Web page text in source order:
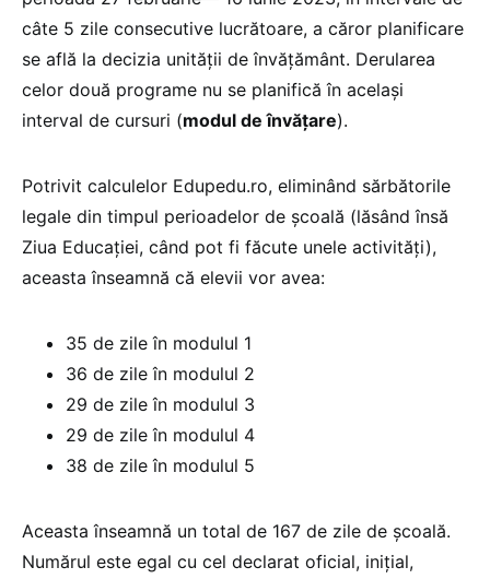
câte 5 zile consecutive lucrătoare, a căror planificare
se află la decizia unității de învățământ. Derularea
celor două programe nu se planifică în același
interval de cursuri (modul de învățare).
Potrivit calculelor Edupedu.ro, eliminând sărbătorile
legale din timpul perioadelor de școală (lăsând însă
Ziua Educației, când pot fi făcute unele activități),
aceasta înseamnă că elevii vor avea:
35 de zile în modulul 1
36 de zile în modulul 2
29 de zile în modulul 3
29 de zile în modulul 4
38 de zile în modulul 5
Aceasta înseamnă un total de 167 de zile de școală.
Numărul este egal cu cel declarat oficial, inițial,